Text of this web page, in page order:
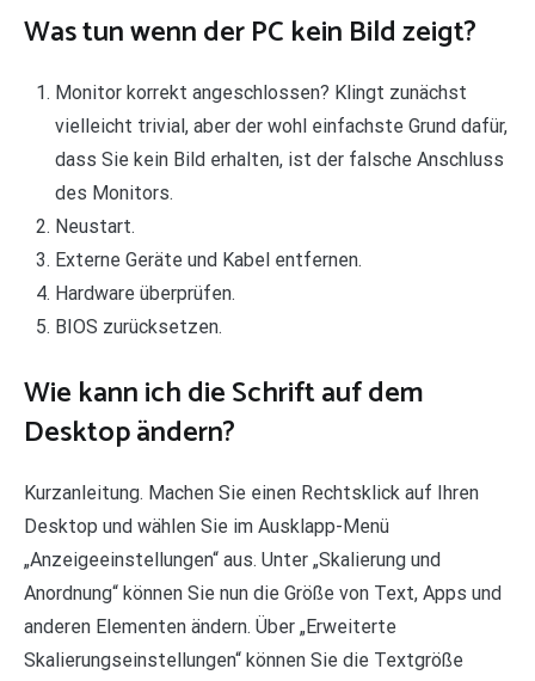
Was tun wenn der PC kein Bild zeigt?
Monitor korrekt angeschlossen? Klingt zunächst
vielleicht trivial, aber der wohl einfachste Grund dafür,
dass Sie kein Bild erhalten, ist der falsche Anschluss
des Monitors.
Neustart.
Externe Geräte und Kabel entfernen.
Hardware überprüfen.
BIOS zurücksetzen.
Wie kann ich die Schrift auf dem
Desktop ändern?
Kurzanleitung. Machen Sie einen Rechtsklick auf Ihren
Desktop und wählen Sie im Ausklapp-Menü
„Anzeigeeinstellungen“ aus. Unter „Skalierung und
Anordnung“ können Sie nun die Größe von Text, Apps und
anderen Elementen ändern. Über „Erweiterte
Skalierungseinstellungen“ können Sie die Textgröße